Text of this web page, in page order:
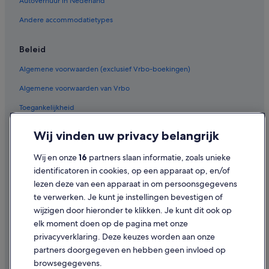
Hotels in de buurt van Riverport Sports and Entertainment Complex
Hotels in de buurt van Hi-Knoll Driving Range & Mini-Golf
Hotels in de buurt van Universiteit Simon Fraser
Andere accommodatietypes
Beleid
Algemene voorwaarden (exclusief Vrbo-boekingen)
Algemene voorwaarden van Vrbo
Toegankelijkheid
Gebruiksvoorwaarden
Juridische informatie/Contact
Inhoudsrichtlijnen en inhoud rapporteren
Hulp
Contact
Wij vinden uw privacy belangrijk
Wij en onze16 partners slaan informatie, zoals unieke
identificatoren in cookies, op een apparaat op, en/of
lezen deze van een apparaat in om persoonsgegevens
te verwerken. Je kunt je instellingen bevestigen of
wijzigen door hieronder te klikken. Je kunt dit ook op
elk moment doen op de pagina met onze
privacyverklaring. Deze keuzes worden aan onze
partners doorgegeven en hebben geen invloed op
browsegegevens.